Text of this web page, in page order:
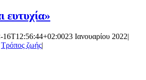
ευτυχία»
16T12:56:44+02:0023 Ιανουαρίου 2022|
Τρόπος ζωής|